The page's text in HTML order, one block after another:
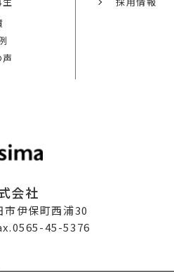
会社
市伊保町西浦30
45-5376